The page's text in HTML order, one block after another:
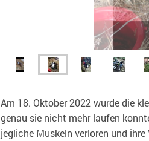
Am 18. Oktober 2022 wurde die
genau sie nicht mehr laufen
jegliche Muskeln verloren und